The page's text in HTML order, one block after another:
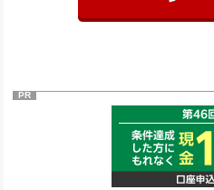
PR